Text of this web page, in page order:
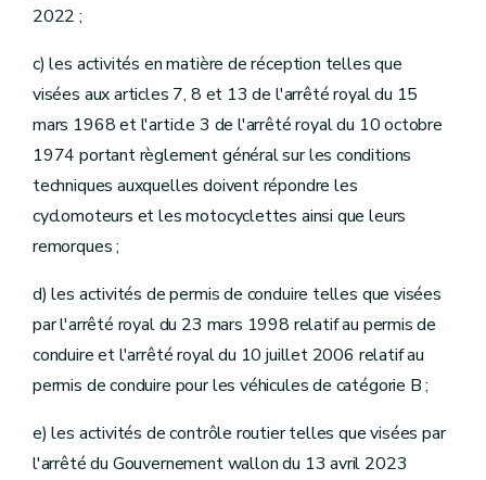
2022 ;
c) les activités en matière de réception telles que
visées aux articles 7, 8 et 13 de l'arrêté royal du 15
mars 1968 et l'article 3 de l'arrêté royal du 10 octobre
1974 portant règlement général sur les conditions
techniques auxquelles doivent répondre les
cyclomoteurs et les motocyclettes ainsi que leurs
remorques ;
d) les activités de permis de conduire telles que visées
par l'arrêté royal du 23 mars 1998 relatif au permis de
conduire et l'arrêté royal du 10 juillet 2006 relatif au
permis de conduire pour les véhicules de catégorie B ;
e) les activités de contrôle routier telles que visées par
l'arrêté du Gouvernement wallon du 13 avril 2023